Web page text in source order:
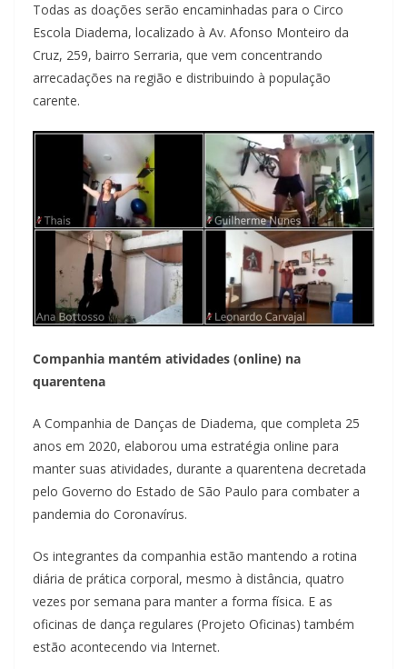
Todas as doações serão encaminhadas para o Circo
Escola Diadema, localizado à Av. Afonso Monteiro da
Cruz, 259, bairro Serraria, que vem concentrando
arrecadações na região e distribuindo à população
carente.
Companhia mantém atividades (online) na
quarentena
A Companhia de Danças de Diadema, que completa 25
anos em 2020, elaborou uma estratégia online para
manter suas atividades, durante a quarentena decretada
pelo Governo do Estado de São Paulo para combater a
pandemia do Coronavírus.
Os integrantes da companhia estão mantendo a rotina
diária de prática corporal, mesmo à distância, quatro
vezes por semana para manter a forma física. E as
oficinas de dança regulares (Projeto Oficinas) também
estão acontecendo via Internet.